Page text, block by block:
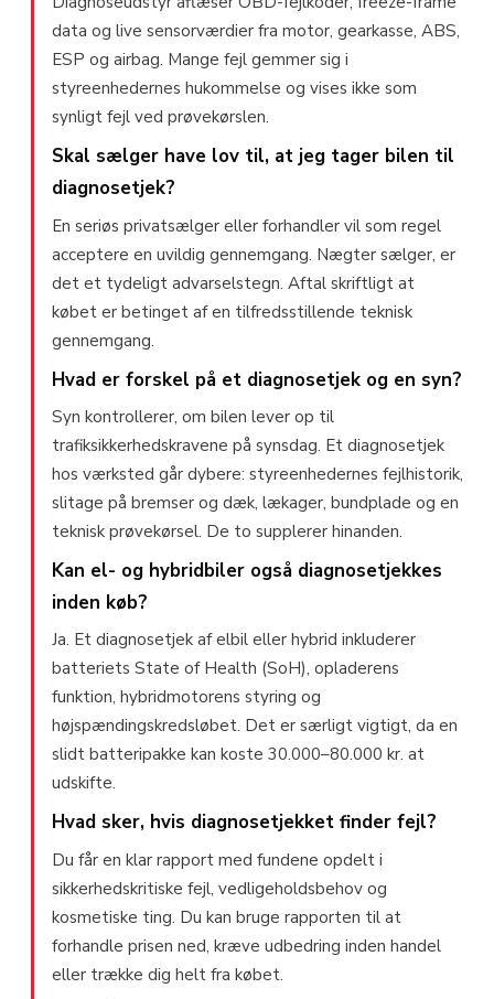
data og live sensorværdier fra motor, gearkasse, ABS,
ESP og airbag. Mange fejl gemmer sig i
styreenhedernes hukommelse og vises ikke som
synligt fejl ved prøvekørslen.
Skal sælger have lov til, at jeg tager bilen til
diagnosetjek?
En seriøs privatsælger eller forhandler vil som regel
acceptere en uvildig gennemgang. Nægter sælger, er
det et tydeligt advarselstegn. Aftal skriftligt at
købet er betinget af en tilfredsstillende teknisk
gennemgang.
Hvad er forskel på et diagnosetjek og en syn?
Syn kontrollerer, om bilen lever op til
trafiksikkerhedskravene på synsdag. Et diagnosetjek
hos værksted går dybere: styreenhedernes fejlhistorik,
slitage på bremser og dæk, lækager, bundplade og en
teknisk prøvekørsel. De to supplerer hinanden.
Kan el- og hybridbiler også diagnosetjekkes
inden køb?
Ja. Et diagnosetjek af elbil eller hybrid inkluderer
batteriets State of Health (SoH), opladerens
funktion, hybridmotorens styring og
højspændingskredsløbet. Det er særligt vigtigt, da en
slidt batteripakke kan koste 30.000–80.000 kr. at
udskifte.
Hvad sker, hvis diagnosetjekket finder fejl?
Du får en klar rapport med fundene opdelt i
sikkerhedskritiske fejl, vedligeholdsbehov og
kosmetiske ting. Du kan bruge rapporten til at
forhandle prisen ned, kræve udbedring inden handel
eller trække dig helt fra købet.